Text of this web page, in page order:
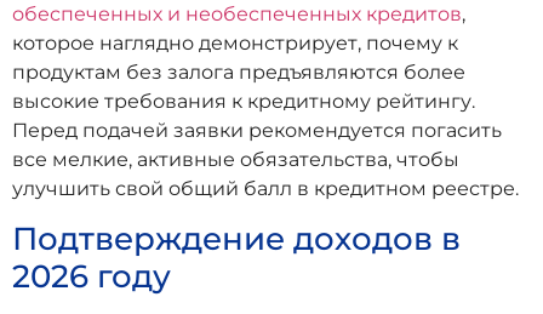
обеспеченных и необеспеченных кредитов,
которое наглядно демонстрирует, почему к
продуктам без залога предъявляются более
высокие требования к кредитному рейтингу.
Перед подачей заявки рекомендуется погасить
все мелкие, активные обязательства, чтобы
улучшить свой общий балл в кредитном реестре.
Подтверждение доходов в
2026 году